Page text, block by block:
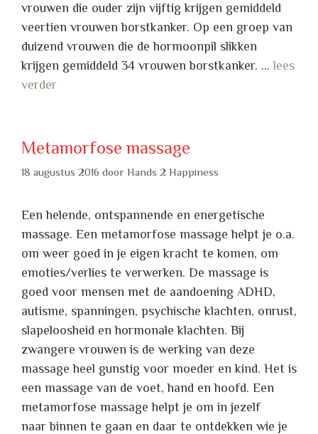
vrouwen die ouder zijn vijftig krijgen gemiddeld
veertien vrouwen borstkanker. Op een groep van
duizend vrouwen die de hormoonpil slikken
krijgen gemiddeld 34 vrouwen borstkanker. …lees
verder
Metamorfose massage
18 augustus 2016 door Hands 2 Happiness
Een helende, ontspannende en energetische
massage. Een metamorfose massage helpt je o.a.
om weer goed in je eigen kracht te komen, om
emoties/verlies te verwerken. De massage is
goed voor mensen met de aandoening ADHD,
autisme, spanningen, psychische klachten, onrust,
slapeloosheid en hormonale klachten. Bij
zwangere vrouwen is de werking van deze
massage heel gunstig voor moeder en kind. Het is
een massage van de voet, hand en hoofd. Een
metamorfose massage helpt je om in jezelf
naar binnen te gaan en daar te ontdekken wie je